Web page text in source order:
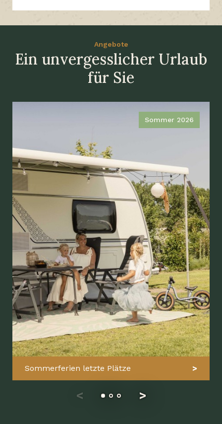
Angebote
Ein unvergesslicher Urlaub
für Sie
Sommer 2026
Sommerferien letzte Plätze